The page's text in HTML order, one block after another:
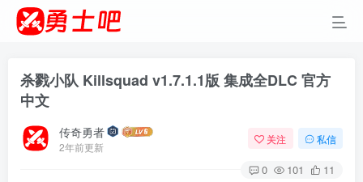
杀戮小队 Killsquad v1.7.1.1版 集成全DLC 官方
中文
传奇勇者
2年前更新
关注 私信
0 101 11